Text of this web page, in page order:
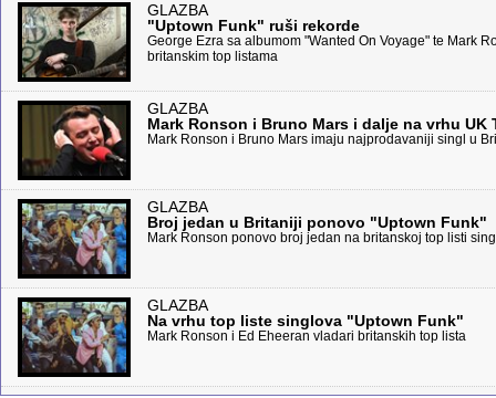
GLAZBA
"Uptown Funk" ruši rekorde
George Ezra sa albumom "Wanted On Voyage" te Mark
britanskim top listama
GLAZBA
Mark Ronson i Bruno Mars i dalje na vrhu UK
Mark Ronson i Bruno Mars imaju najprodavaniji singl u
GLAZBA
Broj jedan u Britaniji ponovo "Uptown Funk"
Mark Ronson ponovo broj jedan na britanskoj top listi
GLAZBA
Na vrhu top liste singlova "Uptown Funk"
Mark Ronson i Ed Eheeran vladari britanskih top lista